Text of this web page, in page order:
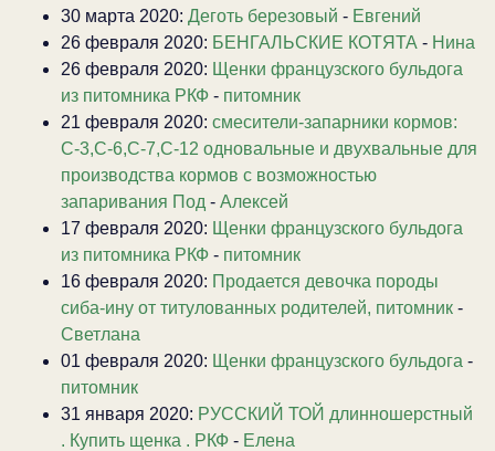
30 марта 2020: Деготь березовый - Евгений
26 февраля 2020: БЕНГАЛЬСКИЕ КОТЯТА - Нина
26 февраля 2020: Щенки французского бульдога
из питомника РКФ - питомник
21 февраля 2020: смесители-запарники кормов:
С-3,С-6,С-7,С-12 одновальные и двухвальные для
производства кормов с возможностью
запаривания Под - Алексей
17 февраля 2020: Щенки французского бульдога
из питомника РКФ - питомник
16 февраля 2020: Продается девочка породы
сиба-ину от титулованных родителей, питомник -
Светлана
01 февраля 2020: Щенки французского бульдога -
питомник
31 января 2020: РУССКИЙ ТОЙ длинношерстный
. Купить щенка . РКФ - Елена